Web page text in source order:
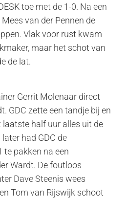
toe met de 1-0. Na een
van der Pennen de
Vlak voor rust kwam
maar het schot van
de lat.
Gerrit Molenaar direct
GDC zette een tandje bij en
half uur alles uit de
had GDC de
te pakken na een
Wardt. De foutloos
Dave Steenis wees
Tom van Rijswijk schoot